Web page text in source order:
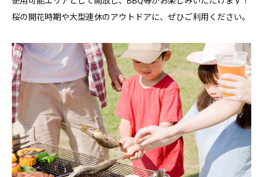
桜の開花時期や大型連休のアウトドアに、ぜひご利用ください。